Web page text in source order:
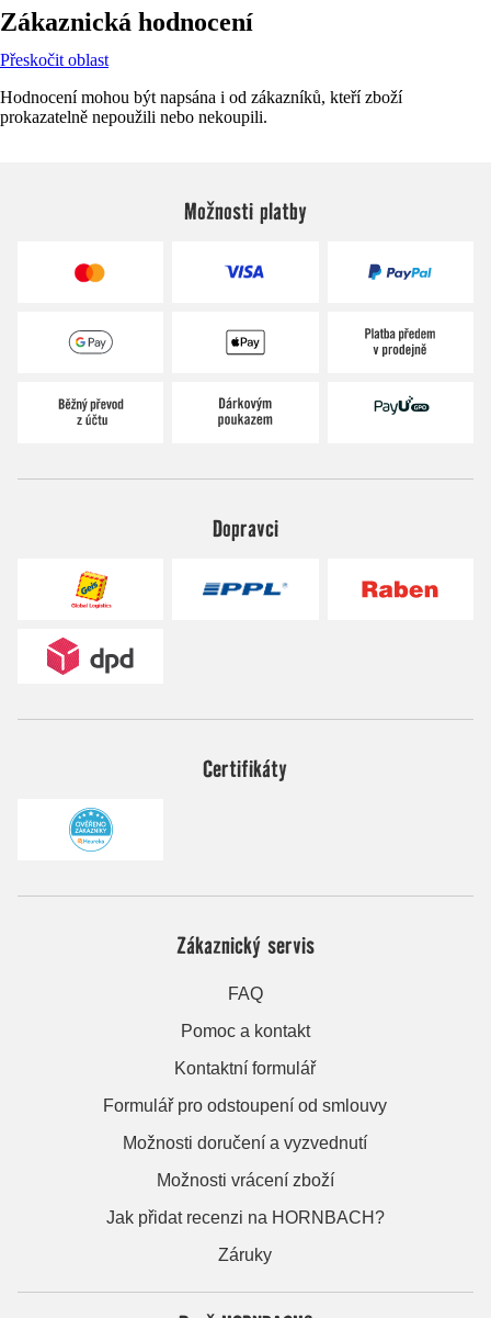
Zákaznická hodnocení
Přeskočit oblast
Hodnocení mohou být napsána i od zákazníků, kteří zboží
prokazatelně nepoužili nebo nekoupili.
Možnosti platby
Dopravci
Certifikáty
Zákaznický servis
FAQ
Pomoc a kontakt
Kontaktní formulář
Formulář pro odstoupení od smlouvy
Možnosti doručení a vyzvednutí
Možnosti vrácení zboží
Jak přidat recenzi na HORNBACH?
Záruky